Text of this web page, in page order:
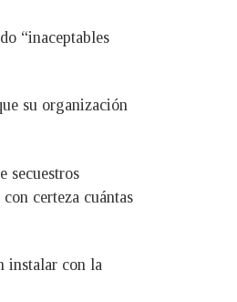
“inaceptables
su organización
secuestros
certeza cuántas
instalar con la